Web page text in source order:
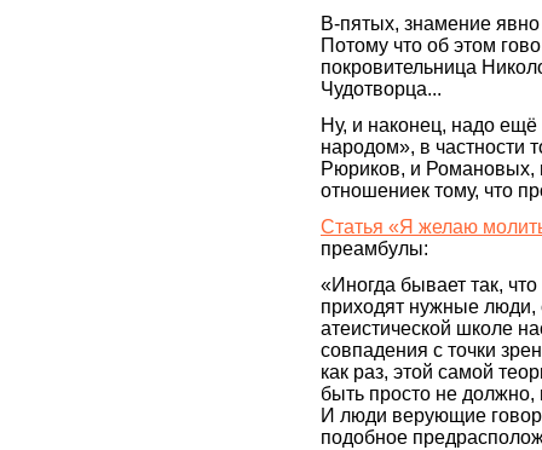
В-пятых, знамение
Потому что об этом
покровительница
Чудотворца...
Ну, и наконец, надо ещё
народом», в частности
Рюриков, и Романовых,
отношениек тому, что
Статья «Я желаю
преамбулы:
«Иногда бывает так,
приходят нужные
атеистической школе
совпадения с точки
как раз, этой самой
быть просто не должно,
И люди верующие
подобное